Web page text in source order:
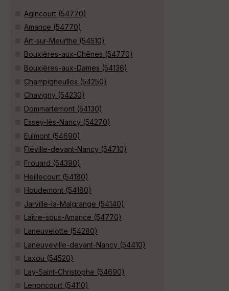
Agincourt (54770)
Amance (54770)
Art-sur-Meurthe (54510)
Bouxières-aux-Chênes (54770)
Bouxières-aux-Dames (54136)
Champigneulles (54250)
Chavigny (54230)
Dommartemont (54130)
Essey-lès-Nancy (54270)
Eulmont (54690)
Fléville-devant-Nancy (54710)
Frouard (54390)
Heillecourt (54180)
Houdemont (54180)
Jarville-la-Malgrange (54140)
Laître-sous-Amance (54770)
Laneuvelotte (54280)
Laneuveville-devant-Nancy (54410)
Laxou (54520)
Lay-Saint-Christophe (54690)
Lenoncourt (54110)